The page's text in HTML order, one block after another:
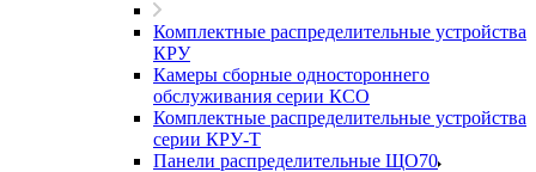
Комплектные распределительные устройства
КРУ
Камеры сборные одностороннего
обслуживания серии КСО
Комплектные распределительные устройства
серии КРУ-Т
Панели распределительные ЩО70